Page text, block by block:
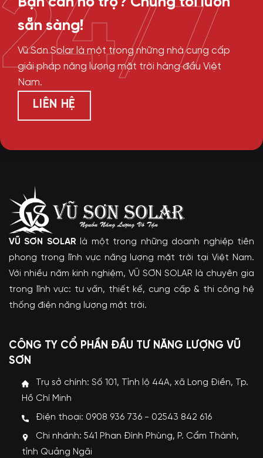
sẵn sàng!
Vũ Sơn Solar là một trong những nhà cung cấp
giải pháp năng lượng mặt trời hàng đầu Việt
Nam.
LIÊN HỆ
24/7
VŨ SƠN SOLAR là một trong những doanh nghiệp tiên
phong trong lĩnh vực năng lượng mặt trời tại Việt Nam.
Với nhiều năm kinh nghiệm, VŨ SƠN SOLAR là chuyên gia
trong lĩnh vực: tư vấn, thiết kế, cung cấp & thi công hệ
thống điện năng lượng mặt trời.
CÔNG TY CỔ PHẦN ĐẦU TƯ NĂNG LƯỢNG VŨ
SƠN
Trụ sở chính: Số 101, Tỉnh lộ 44A, xã Long Điền, Tp.
Hồ Chí Minh
Điện thoại: 0908 936 736 - 02543 842 616
Chi nhánh: 541 Phan Đình Phùng, P. Cẩm Thành,
tỉnh Quảng Ngãi